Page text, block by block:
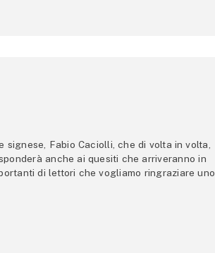
Fabio Caciolli, che di volta in volta,
anche ai quesiti che arriveranno in
di lettori che vogliamo ringraziare uno